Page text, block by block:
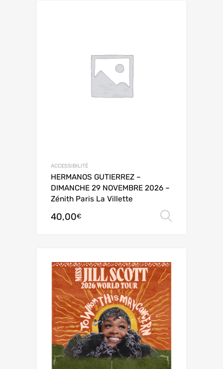
ACCESSIBILITÉ
HERMANOS GUTIERREZ –
DIMANCHE 29 NOVEMBRE 2026 –
Zénith Paris La Villette
40,00€